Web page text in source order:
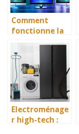
Comment
fonctionne la
solution SD-
WAN ?
Electroménage
r high-tech :